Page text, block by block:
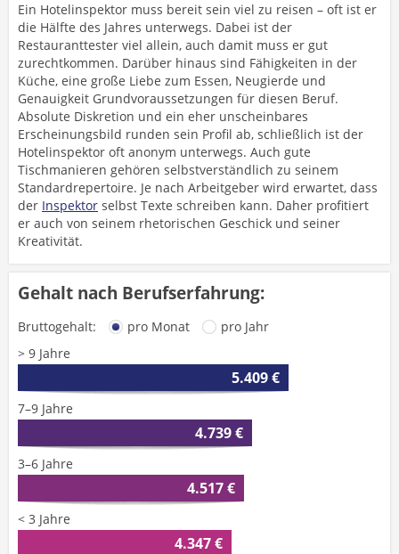
Ein Hotelinspektor muss bereit sein viel zu reisen – oft ist er
die Hälfte des Jahres unterwegs. Dabei ist der
Restauranttester viel allein, auch damit muss er gut
zurechtkommen. Darüber hinaus sind Fähigkeiten in der
Küche, eine große Liebe zum Essen, Neugierde und
Genauigkeit Grundvoraussetzungen für diesen Beruf.
Absolute Diskretion und ein eher unscheinbares
Erscheinungsbild runden sein Profil ab, schließlich ist der
Hotelinspektor oft anonym unterwegs. Auch gute
Tischmanieren gehören selbstverständlich zu seinem
Standardrepertoire. Je nach Arbeitgeber wird erwartet, dass
der Inspektor selbst Texte schreiben kann. Daher profitiert
er auch von seinem rhetorischen Geschick und seiner
Kreativität.
Gehalt nach Berufserfahrung:
Bruttogehalt: pro Monat
pro Jahr
> 9 Jahre
5.409 €
7–9 Jahre
4.739 €
3–6 Jahre
4.517 €
< 3 Jahre
4.347 €